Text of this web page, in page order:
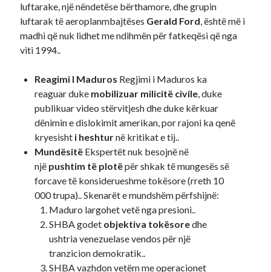
luftarake, një nëndetëse bërthamore, dhe grupin
luftarak të aeroplanmbajtëses Gerald Ford, është më i
madhi që nuk lidhet me ndihmën për fatkeqësi që nga
viti 1994..
Reagimi I Maduros Regjimi i Maduros ka
reaguar duke mobilizuar milicitë civile, duke
publikuar video stërvitjesh dhe duke kërkuar
dënimin e dislokimit amerikan, por rajoni ka qenë
kryesisht i heshturnë kritikat e tij..
Mundësitë Ekspertët nuk besojnë në
një pushtim të plotëpër shkak të mungesës së
forcave të konsiderueshme tokësore (rreth 10
000 trupa).. Skenarët e mundshëm përfshijnë:
Maduro largohet vetë nga presioni..
SHBA godet objektiva tokësoredhe
ushtria venezuelase vendos për një
tranzicion demokratik..
SHBA vazhdon vetëm me operacionet